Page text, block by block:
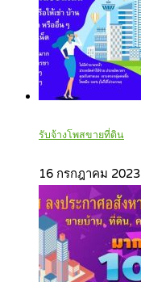
รับจ้างโพสขายที่ดิน
16 กรกฎาคม 2023